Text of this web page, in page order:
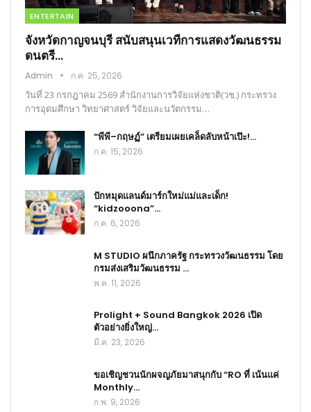
ENTERTAIN
จังหวัดกาญจนบุรี สนับสนุนเวทีการแสดงวัฒนธรรม
ดนตรี…
Admin ก.ค. 25, 2026
วันที่ 23 กรกฎาคม 2569 สำนักงานการวิจัยแห่งชาติ(วช.) กระทรวง
การอุดมศึกษา วิทยาศาสตร์ วิจัยและนวัตกรรม…
“พีพี–กฤษฏ์” เตรียมเผยเคล็ดลับหน้าเป๊ะ!…
ก.ค. 15, 2026
ปักหมุดแลนด์มาร์กใหม่แม่และเด็ก!
“kidzooona”…
ก.ค. 6, 2026
M STUDIO ผนึกภาครัฐ กระทรวงวัฒนธรรม โดย
กรมส่งเสริมวัฒนธรรม …
พ.ค. 11, 2026
Prolight + Sound Bangkok 2026 เปิด
ตัวอย่างยิ่งใหญ่…
มี.ค. 23, 2026
ขอเชิญชวนนักผจญภัยมาสนุกกับ “RO ที่ เน้นแค่
Monthly…
ก.พ. 9, 2026